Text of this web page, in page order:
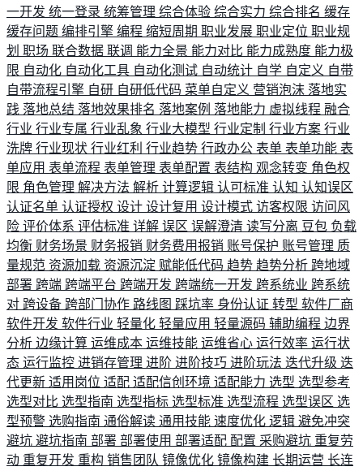
一开发 统一登录 统筹管理 综合体验 综合实力 综合排名 缓存
缓存问题 编排引擎 编程 缩短周期 职业发展 职业定位 职业规
划 职场 联合数据 联调 能力全景 能力对比 能力成熟度 能力极
限 自动化 自动化工具 自动化测试 自动统计 自学 自定义 自带
自带流程引擎 自研 自研低代码 菜单自定义 营销泡沫 落地实
践 落地总结 落地效果排名 落地案例 落地能力 虚拟线程 融合
行业 行业专属 行业乱象 行业大模型 行业定制 行业方案 行业
洗牌 行业现状 行业红利 行业趋势 行政办公 表单 表单功能 表
单应用 表单流程 表单管理 表单配置 表结构 观念转变 角色权
限 角色管理 解决方法 解析 计算逻辑 认可标准 认知 认知误区
认证名单 认证授权 设计 设计复用 设计模式 访客权限 访问风
险 评价体系 评估标准 详解 误区 误解澄清 读写分离 豆包 负载
均衡 财务场景 财务报销 财务费用报销 账号保护 账号管理 质
量规范 资源加载 资源沉淀 赋能低代码 趋势 趋势分析 跨地域
部署 跨端 跨端平台 跨端开发 跨端统一开发 跨系统业 跨系统
对 跨设备 跨部门协作 路线图 踩坑率 身份认证 转型 软件厂商
软件开发 软件行业 轻量化 轻量应用 轻量源码 辅助编程 边界
分析 边缘计算 运维成本 运维技能 运维省心 运行效率 运行状
态 运行监控 进销存管理 进阶 进阶技巧 进阶玩法 迭代升级 迭
代更新 适用岗位 适配 适配信创环境 适配能力 选型 选型参考
选型对比 选型指南 选型指标 选型标准 选型流程 选型误区 选
型预警 选购指南 通俗解读 通用技能 速度优化 逻辑 避免冲突
避坑 避坑指南 部署 部署使用 部署适配 配置 采购避坑 重复劳
动 重复开发 重构 销售团队 镜像优化 镜像构建 长期运营 长连